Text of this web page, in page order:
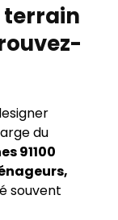
terrain
du
91100
souvent